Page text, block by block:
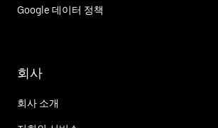
Google 데이터 정책
회사
회사 소개